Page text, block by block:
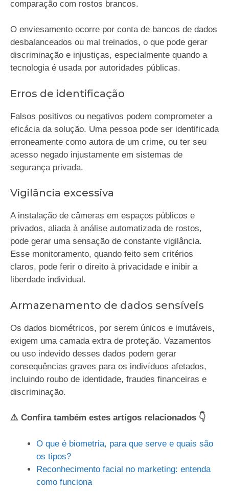
comparação com rostos brancos.
O enviesamento ocorre por conta de bancos de dados
desbalanceados ou mal treinados, o que pode gerar
discriminação e injustiças, especialmente quando a
tecnologia é usada por autoridades públicas.
Erros de identificação
Falsos positivos ou negativos podem comprometer a
eficácia da solução. Uma pessoa pode ser identificada
erroneamente como autora de um crime, ou ter seu
acesso negado injustamente em sistemas de
segurança privada.
Vigilância excessiva
A instalação de câmeras em espaços públicos e
privados, aliada à análise automatizada de rostos,
pode gerar uma sensação de constante vigilância.
Esse monitoramento, quando feito sem critérios
claros, pode ferir o direito à privacidade e inibir a
liberdade individual.
Armazenamento de dados sensíveis
Os dados biométricos, por serem únicos e imutáveis,
exigem uma camada extra de proteção. Vazamentos
ou uso indevido desses dados podem gerar
consequências graves para os indivíduos afetados,
incluindo roubo de identidade, fraudes financeiras e
discriminação.
⚠️ Confira também estes artigos relacionados 👇
O que é biometria, para que serve e quais são
os tipos?
Reconhecimento facial no marketing: entenda
como funciona